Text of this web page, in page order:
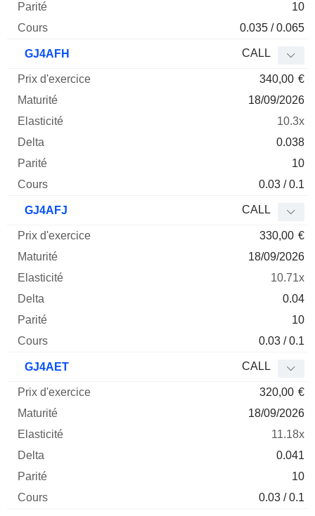
10
0.035 / 0.065
GJ4AFH CALL
340,00 €
18/09/2026
10.3x
0.038
10
0.03 / 0.1
GJ4AFJ CALL
330,00 €
18/09/2026
10.71x
0.04
10
0.03 / 0.1
GJ4AET CALL
320,00 €
18/09/2026
11.18x
0.041
10
0.03 / 0.1